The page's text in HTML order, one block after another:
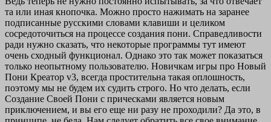
та или иная кнопочка. Можно просто нажимать на заранее
подписанные русскими словами клавиши и целиком
сосредоточиться на процессе создания пони. Справедливости
ради нужно сказать, что некоторые программы тут имеют
очень сходный функционал. Однако это так может показаться
только неопытному пользователю. Новичкам игры про Новый
Пони Креатор v3, всегда простительна такая оплошность,
поэтому мы не будем их судить строго. Но что делать, если
Создание Своей Пони с прическами является новым
приключением, и вы его еще ни разу не проходили? Да это, в